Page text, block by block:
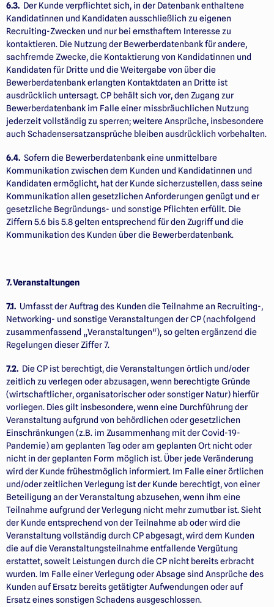
6.3. Der Kunde verpflichtet sich, in der Datenbank enthaltene
Kandidatinnen und Kandidaten ausschließlich zu eigenen
Recruiting-Zwecken und nur bei ernsthaftem Interesse zu
kontaktieren. Die Nutzung der Bewerber­datenbank für andere,
sachfremde Zwecke, die Kontaktierung von Kandidatinnen und
Kandidaten für Dritte und die Weitergabe von über die
Bewerberdatenbank erlangten Kontaktdaten an Dritte ist
ausdrücklich untersagt. CP behält sich vor, den Zugang zur
Bewerberdatenbank im Falle einer missbräuchlichen Nutzung
jederzeit vollständig zu sperren; weitere Ansprüche, insbesondere
auch Schadens­ersatz­ansprüche bleiben ausdrücklich vorbehalten.
6.4. Sofern die Bewerberdatenbank eine unmittelbare
Kommunikation zwischen dem Kunden und Kandidatinnen und
Kandidaten ermöglicht, hat der Kunde sicherzustellen, dass seine
Kommunikation allen gesetzlichen Anforderungen genügt und er
gesetzliche Begründungs- und sonstige Pflichten erfüllt. Die
Ziffern 5.6 bis 5.8 gelten entsprechend für den Zugriff und die
Kommunikation des Kunden über die Bewerber­datenbank.
7. Veranstaltungen
7.1. Umfasst der Auftrag des Kunden die Teilnahme an Recruiting-,
Networking- und sonstige Veranstaltungen der CP (nachfolgend
zusammenfassend „Veranstaltungen“), so gelten ergänzend die
Regelungen dieser Ziffer 7.
7.2. Die CP ist berechtigt, die Veranstaltungen örtlich und/oder
zeitlich zu verlegen oder abzusagen, wenn berechtigte Gründe
(wirtschaftlicher, organisatorischer oder sonstiger Natur) hierfür
vorliegen. Dies gilt insbesondere, wenn eine Durchführung der
Veranstaltung aufgrund von behördlichen oder gesetzlichen
Einschränkungen (z.B. im Zusammenhang mit der Covid-19-
Pandemie) am geplanten Tag oder am geplanten Ort nicht oder
nicht in der geplanten Form möglich ist. Über jede Veränderung
wird der Kunde frühestmöglich informiert. Im Falle einer örtlichen
und/oder zeitlichen Verlegung ist der Kunde berechtigt, von einer
Beteiligung an der Veranstaltung abzusehen, wenn ihm eine
Teilnahme aufgrund der Verlegung nicht mehr zumutbar ist. Sieht
der Kunde entsprechend von der Teilnahme ab oder wird die
Veranstaltung vollständig durch CP abgesagt, wird dem Kunden
die auf die Veranstaltungsteilnahme entfallende Vergütung
erstattet, soweit Leistungen durch die CP nicht bereits erbracht
wurden. Im Falle einer Verlegung oder Absage sind Ansprüche des
Kunden auf Ersatz bereits getätigter Aufwendungen oder auf
Ersatz eines sonstigen Schadens ausgeschlossen.